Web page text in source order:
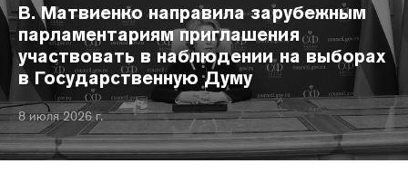
В. Матвиенко направила зарубежным
парламентариям приглашения
участвовать в наблюдении на выборах
в Государственную Думу
8 июля 2026 г.